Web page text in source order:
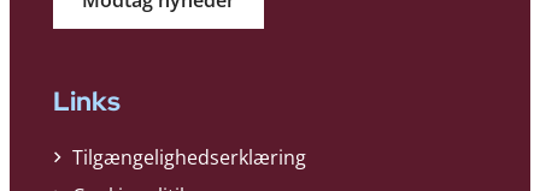
Links
Tilgængelighedserklæring